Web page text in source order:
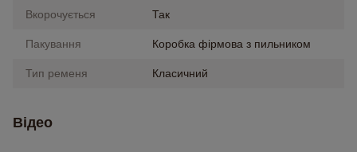
Вкорочується Так
Пакування Коробка фірмова з пильником
Тип ременя Класичний
Відео